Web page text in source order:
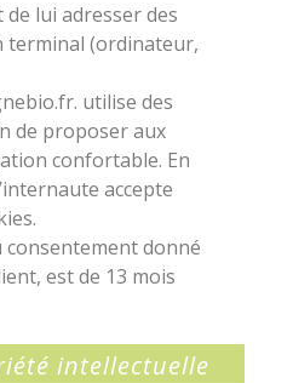
lui adresser des
terminal (ordinateur,
utilise des
de proposer aux
confortable. En
accepte
consentement donné
est de 13 mois
intellectuelle